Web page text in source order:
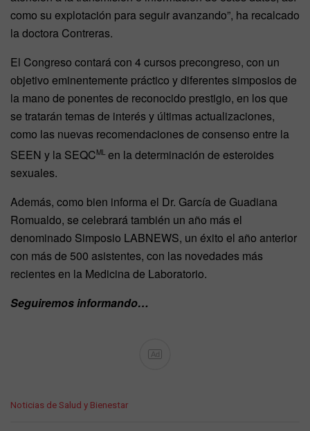
como su explotación para seguir avanzando”, ha recalcado
la doctora Contreras.
El Congreso contará con 4 cursos precongreso, con un
objetivo eminentemente práctico y diferentes simposios de
la mano de ponentes de reconocido prestigio, en los que
se tratarán temas de interés y últimas actualizaciones,
como las nuevas recomendaciones de consenso entre la
SEEN y la SEQCML en la determinación de esteroides
sexuales.
Además, como bien informa el Dr. García de Guadiana
Romualdo, se celebrará también un año más el
denominado Simposio LABNEWS, un éxito el año anterior
con más de 500 asistentes, con las novedades más
recientes en la Medicina de Laboratorio.
Seguiremos informando…
Ad
C
Noticias de Salud y Bienestar